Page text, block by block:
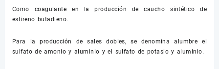
Como coagulante en la producción de caucho sintético de
estireno butadieno.
Para la producción de sales dobles, se denomina alumbre el
sulfato de amonio y aluminio y el sulfato de potasio y aluminio.